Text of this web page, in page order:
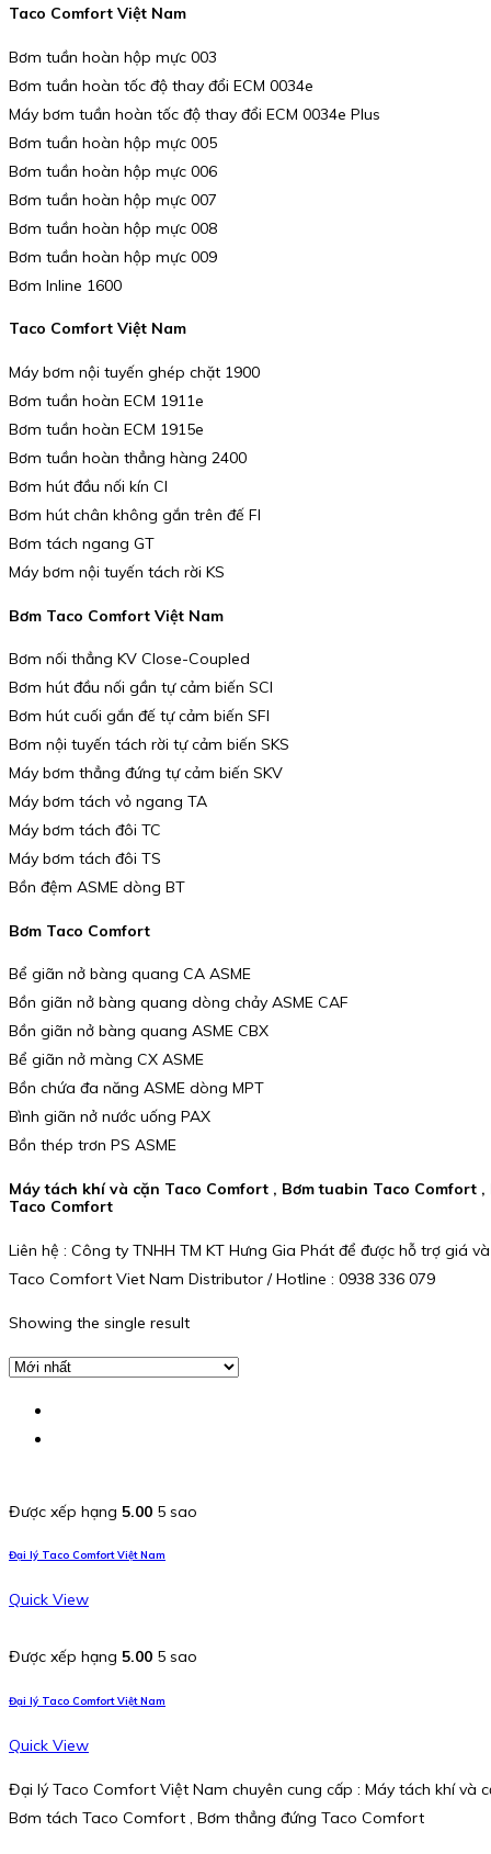
Taco Comfort Việt Nam
Bơm tuần hoàn hộp mực 003
Bơm tuần hoàn tốc độ thay đổi ECM 0034e
Máy bơm tuần hoàn tốc độ thay đổi ECM 0034e Plus
Bơm tuần hoàn hộp mực 005
Bơm tuần hoàn hộp mực 006
Bơm tuần hoàn hộp mực 007
Bơm tuần hoàn hộp mực 008
Bơm tuần hoàn hộp mực 009
Bơm Inline 1600
Taco Comfort Việt Nam
Máy bơm nội tuyến ghép chặt 1900
Bơm tuần hoàn ECM 1911e
Bơm tuần hoàn ECM 1915e
Bơm tuần hoàn thẳng hàng 2400
Bơm hút đầu nối kín CI
Bơm hút chân không gắn trên đế FI
Bơm tách ngang GT
Máy bơm nội tuyến tách rời KS
Bơm Taco Comfort Việt Nam
Bơm nối thẳng KV Close-Coupled
Bơm hút đầu nối gần tự cảm biến SCI
Bơm hút cuối gắn đế tự cảm biến SFI
Bơm nội tuyến tách rời tự cảm biến SKS
Máy bơm thẳng đứng tự cảm biến SKV
Máy bơm tách vỏ ngang TA
Máy bơm tách đôi TC
Máy bơm tách đôi TS
Bồn đệm ASME dòng BT
Bơm Taco Comfort
Bể giãn nở bàng quang CA ASME
Bồn giãn nở bàng quang dòng chảy ASME CAF
Bồn giãn nở bàng quang ASME CBX
Bể giãn nở màng CX ASME
Bồn chứa đa năng ASME dòng MPT
Bình giãn nở nước uống PAX
Bồn thép trơn PS ASME
Máy tách khí và cặn Taco Comfort , Bơm tuabin Taco Comfort
Taco Comfort
Liên hệ : Công ty TNHH TM KT Hưng Gia Phát để được hỗ trợ giá
Taco Comfort Viet Nam Distributor / Hotline : 0938 336 079
Showing the single result
Được xếp hạng 5.00 5 sao
Đại lý Taco Comfort Việt Nam
Quick View
Được xếp hạng 5.00 5 sao
Đại lý Taco Comfort Việt Nam
Quick View
Đại lý Taco Comfort Việt Nam chuyên cung cấp : Máy tách khí
Bơm tách Taco Comfort , Bơm thẳng đứng Taco Comfort